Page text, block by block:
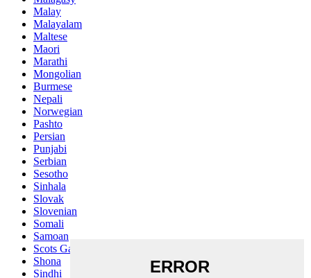
Malay
Malayalam
Maltese
Maori
Marathi
Mongolian
Burmese
Nepali
Norwegian
Pashto
Persian
Punjabi
Serbian
Sesotho
Sinhala
Slovak
Slovenian
Somali
Samoan
Scots Gaelic
Shona
Sindhi